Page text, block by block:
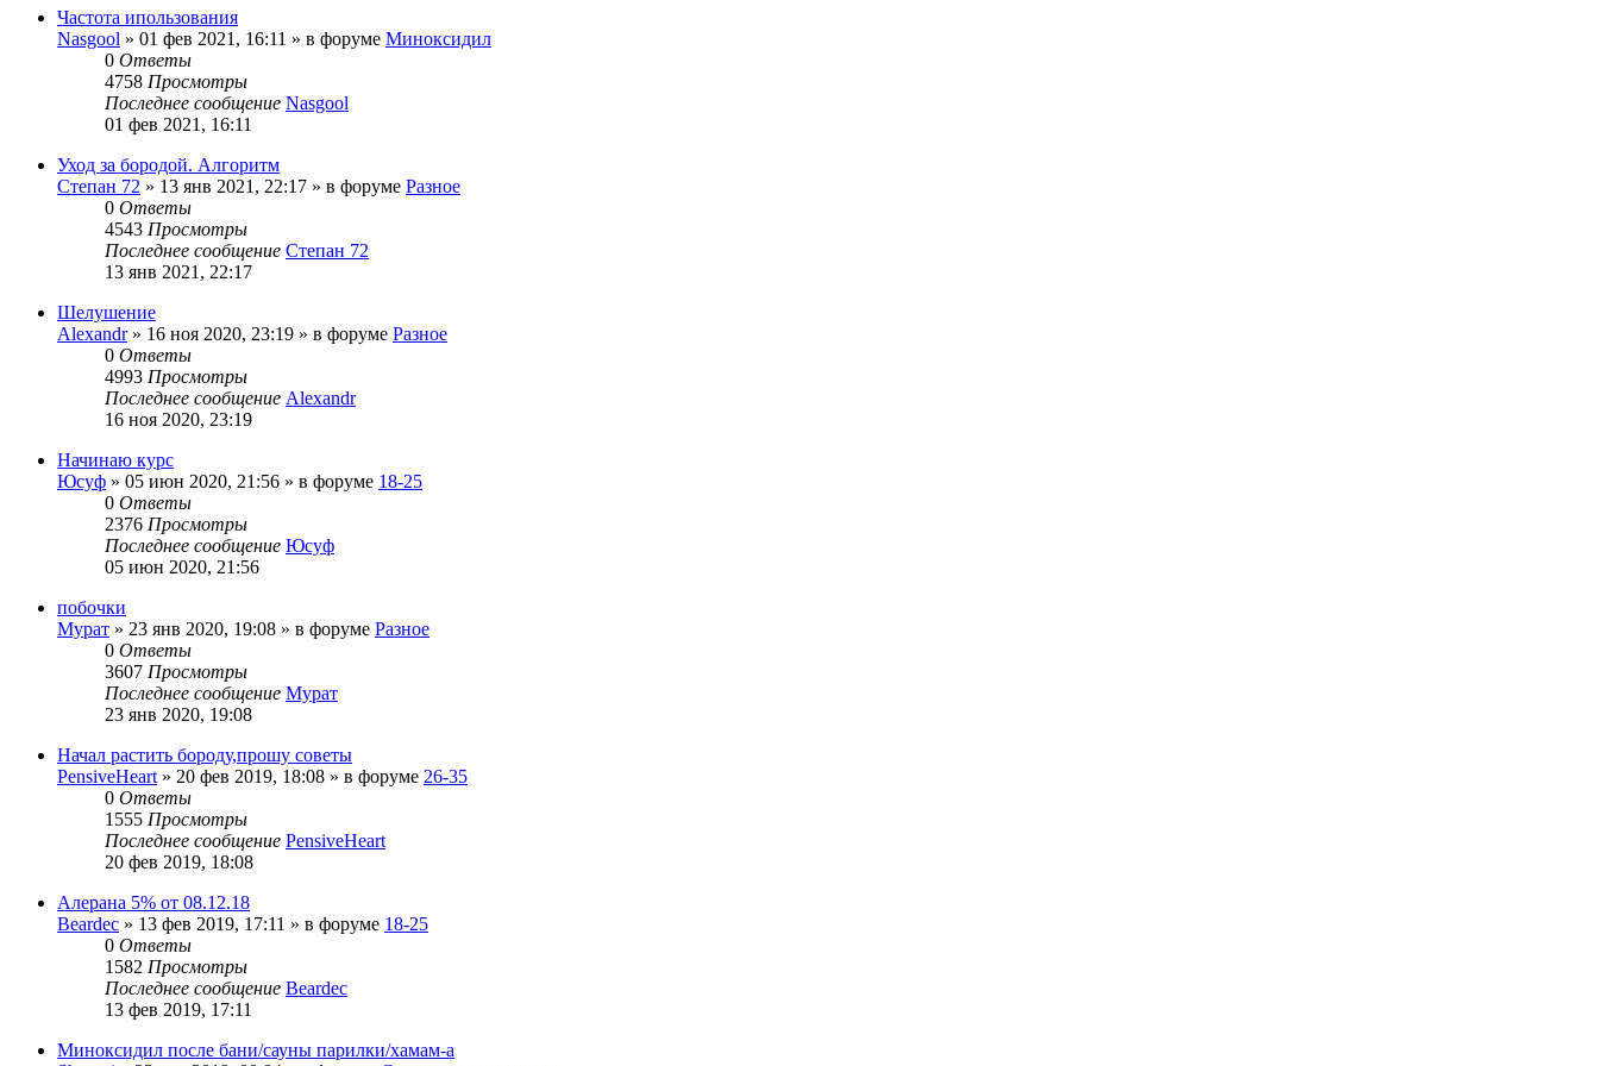
Частота ипользования
Nasgool » 01 фев 2021, 16:11 » в форуме Миноксидил
0 Ответы
4758 Просмотры
Последнее сообщение Nasgool
01 фев 2021, 16:11
Уход за бородой. Алгоритм
Степан 72 » 13 янв 2021, 22:17 » в форуме Разное
0 Ответы
4543 Просмотры
Последнее сообщение Степан 72
13 янв 2021, 22:17
Шелушение
Alexandr» 16 ноя 2020, 23:19 » в форуме Разное
0 Ответы
4993 Просмотры
Последнее сообщение Alexandr
16 ноя 2020, 23:19
Начинаю курс
Юсуф » 05 июн 2020, 21:56 » в форуме 18-25
0 Ответы
2376 Просмотры
Последнее сообщение Юсуф
05 июн 2020, 21:56
побочки
Мурат » 23 янв 2020, 19:08 » в форуме Разное
0 Ответы
3607 Просмотры
Последнее сообщение Мурат
23 янв 2020, 19:08
Начал растить бороду,прошу советы
PensiveHeart » 20 фев 2019, 18:08 » в форуме 26-35
0 Ответы
1555 Просмотры
Последнее сообщение PensiveHeart
20 фев 2019, 18:08
Алерана 5% от 08.12.18
Beardec » 13 фев 2019, 17:11 » в форуме 18-25
0 Ответы
1582 Просмотры
Последнее сообщение Beardec
13 фев 2019, 17:11
Миноксидил после бани/сауны парилки/хамам-а